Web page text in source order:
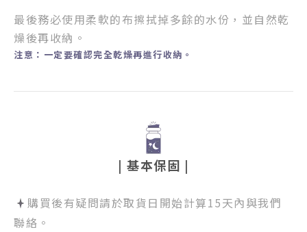
最後務必使用柔軟的布擦拭掉多餘的水份， 並自然乾
燥後再收納。
注意：一定要確認完全乾燥再進行收納。
| 基本保固 |
購買後有疑問請於取貨日開始計算15天內與我們
聯絡。